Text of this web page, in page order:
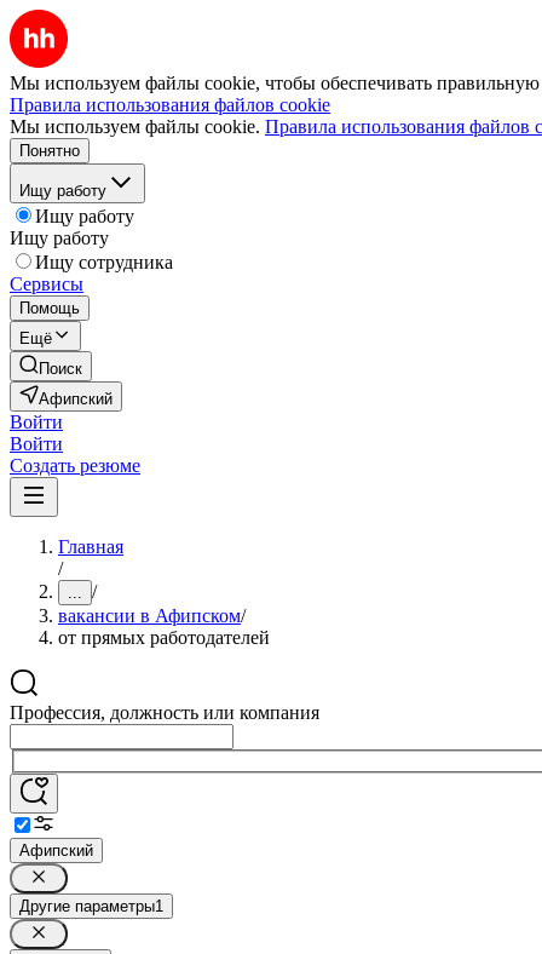
Мы используем файлы cookie, чтобы обеспечивать правильную
Правила использования файлов cookie
Мы используем файлы cookie. Правила использования файлов
Понятно
Ищу работу
Ищу работу
Ищу работу
Ищу сотрудника
Сервисы
Помощь
Ещё
Поиск
Афипский
Войти
Войти
Создать резюме
Главная
/
... /
вакансии в Афипском/
от прямых работодателей
Профессия, должность или компания
Афипский
Другие параметры1